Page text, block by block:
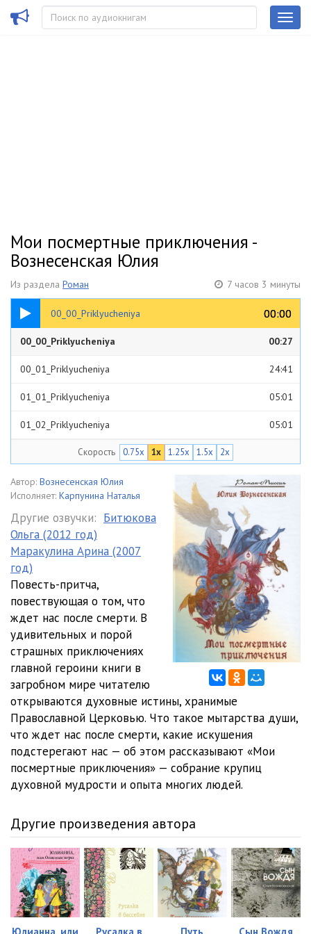
Мои посмертные приключения -
Вознесенская Юлия
Из раздела Роман 7 часов 3 минуты
00_00_Priklyucheniya 00:00
00:00
00:27
00_00_Priklyucheniya 00:27
00_01_Priklyucheniya 24:41
01_01_Priklyucheniya 05:01
01_02_Priklyucheniya 05:01
01_03_Priklyucheniya
01_04_Priklyucheniya 05:03
01_06_Priklyucheniya 05:01
01_07_Priklyucheniya 05:03
01_08_Priklyucheniya 05:04
01_09_Priklyucheniya
01_10_Priklyucheniya 05:03
01_11_Priklyucheniya
02_01_Priklyucheniya
02_02_Priklyucheniya
02_03_Priklyucheniya 05:04
02_04_Priklyucheniya
02_06_Priklyucheniya 05:02
02_07_Priklyucheniya 05:03
02_08_Priklyucheniya 05:01
02_09_Priklyucheniya
Скорость 0.75x 1x 1.25x 1.5x 2x
Автор: Вознесенская Юлия
Исполняет: Карпунина Наталья
Другие озвучки: Битюкова
Ольга (2012 год)
Маракулина Арина (2007
год)
Повесть-притча,
повествующая о том, что
ждет нас после смерти. В
удивительных и порой
страшных приключениях
главной героини книги в
загробном мире читателю
открываются духовные истины, хранимые
Православной Церковью. Что такое мытарства души,
что ждет нас после смерти, какие искушения
подстерегают нас — об этом рассказывают «Мои
посмертные приключения» — собрание крупиц
духовной мудрости и опыта многих людей.
Другие произведения автора